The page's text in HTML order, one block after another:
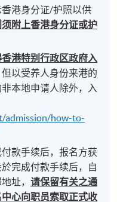
港身分证/护照以供
附上香港身分证或护
港特别行政区政府入
但以受养人身份来港的
本地申请人除外，入
admission/how-to-
款手续后，报名方获
完成付款手续后，自
址，请保留有关之通
心向职员索取正式收